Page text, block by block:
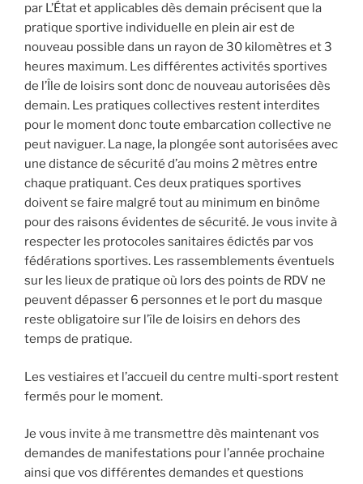
par L’État et applicables dès demain précisent que la
pratique sportive individuelle en plein air est de
nouveau possible dans un rayon de 30 kilomètres et 3
heures maximum. Les différentes activités sportives
de l’Île de loisirs sont donc de nouveau autorisées dès
demain. Les pratiques collectives restent interdites
pour le moment donc toute embarcation collective ne
peut naviguer. La nage, la plongée sont autorisées avec
une distance de sécurité d’au moins 2 mètres entre
chaque pratiquant. Ces deux pratiques sportives
doivent se faire malgré tout au minimum en binôme
pour des raisons évidentes de sécurité. Je vous invite à
respecter les protocoles sanitaires édictés par vos
fédérations sportives. Les rassemblements éventuels
sur les lieux de pratique où lors des points de RDV ne
peuvent dépasser 6 personnes et le port du masque
reste obligatoire sur l’île de loisirs en dehors des
temps de pratique.
Les vestiaires et l’accueil du centre multi-sport restent
fermés pour le moment.
Je vous invite à me transmettre dès maintenant vos
demandes de manifestations pour l’année prochaine
ainsi que vos différentes demandes et questions